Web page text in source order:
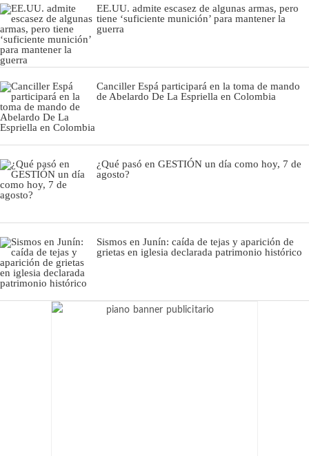
EE.UU. admite escasez de algunas armas, pero
tiene ‘suficiente munición’ para mantener la
guerra
Canciller Espá participará en la toma de mando
de Abelardo De La Espriella en Colombia
¿Qué pasó en GESTIÓN un día como hoy, 7 de
agosto?
Sismos en Junín: caída de tejas y aparición de
grietas en iglesia declarada patrimonio histórico